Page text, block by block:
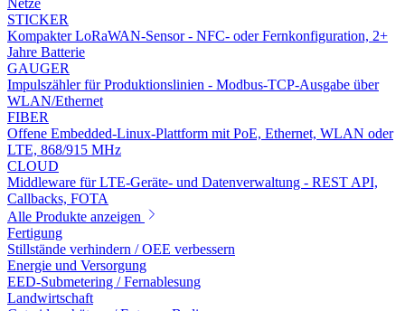
STICKER
Kompakter LoRaWAN-Sensor - NFC- oder Fernkonfiguration, 2+
Jahre Batterie
GAUGER
Impulszähler für Produktionslinien - Modbus-TCP-Ausgabe über
WLAN/Ethernet
FIBER
Offene Embedded-Linux-Plattform mit PoE, Ethernet, WLAN oder
LTE, 868/915 MHz
CLOUD
Middleware für LTE-Geräte- und Datenverwaltung - REST API,
Callbacks, FOTA
Alle Produkte anzeigen
Fertigung
Stillstände verhindern / OEE verbessern
Energie und Versorgung
EED-Submetering / Fernablesung
Landwirtschaft